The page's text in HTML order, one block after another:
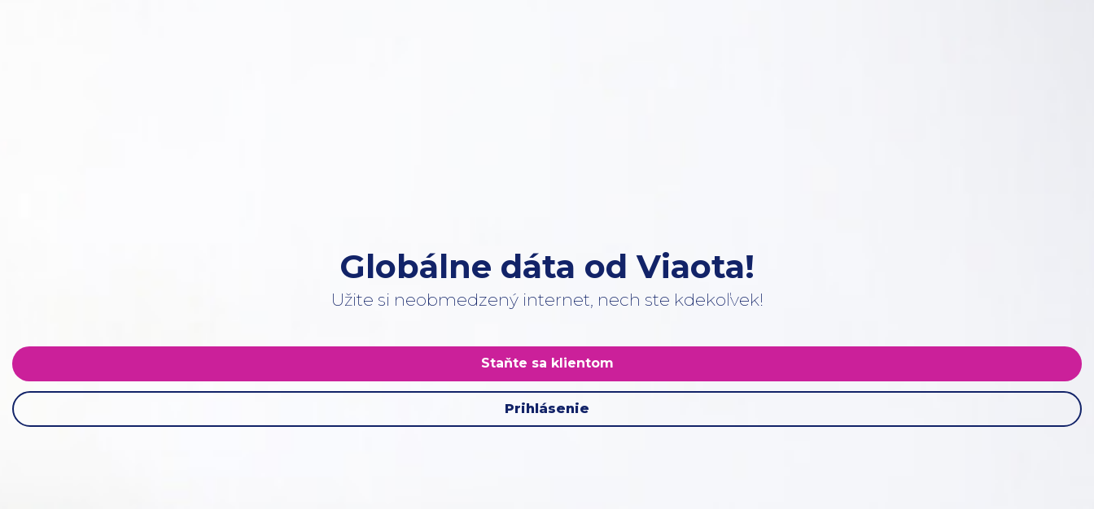
Globálne dáta od Viaota!
Užite si neobmedzený internet, nech ste kdekoľvek!
Staňte sa klientom
Prihlásenie